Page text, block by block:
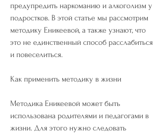
предупредить наркоманию и алкоголизм у
подростков. В этой статье мы рассмотрим
методику Еникеевой, а также узнают, что
это не единственный способ расслабиться
и повеселиться.
Как применить методику в жизни
Методика Еникеевой может быть
использована родителями и педагогами в
жизни. Для этого нужно следовать